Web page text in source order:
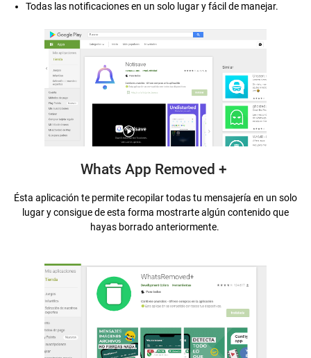
Todas las notificaciones en un solo lugar y fácil de manejar.
Whats App Removed +
Ésta aplicación te permite recopilar todas tu mensajería en un solo
lugar y consigue de esta forma mostrarte algún contenido que
hayas borrado anteriormente.